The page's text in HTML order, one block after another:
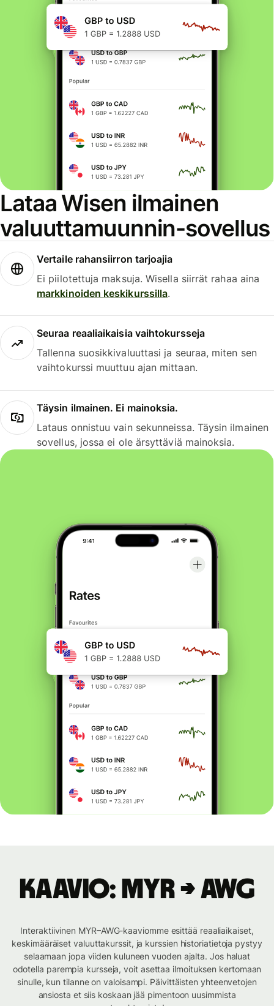
Lataa Wisen ilmainen
valuuttamuunnin-sovellus
Vertaile rahansiirron tarjoajia
Ei piilotettuja maksuja. Wisella siirrät rahaa aina
markkinoiden keskikurssilla.
Seuraa reaaliaikaisia vaihtokursseja
Tallenna suosikkivaluuttasi ja seuraa, miten sen
vaihtokurssi muuttuu ajan mittaan.
Täysin ilmainen. Ei mainoksia.
Lataus onnistuu vain sekunneissa. Täysin ilmainen
sovellus, jossa ei ole ärsyttäviä mainoksia.
Kaavio: MYR → AWG
Interaktiivinen MYR–AWG-kaaviomme esittää reaaliaikaiset,
keskimääräiset valuuttakurssit, ja kurssien historiatietoja pystyy
selaamaan jopa viiden kuluneen vuoden ajalta. Jos haluat
odotella parempia kursseja, voit asettaa ilmoituksen kertomaan
sinulle, kun tilanne on valoisampi. Päivittäisten yhteenvetojen
ansiosta et siis koskaan jää pimentoon uusimmista